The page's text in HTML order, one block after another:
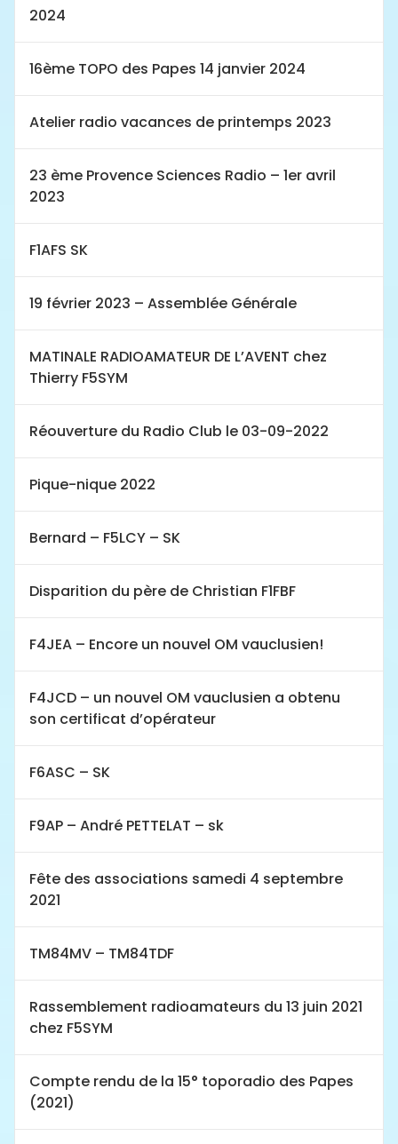
2024
16ème TOPO des Papes 14 janvier 2024
Atelier radio vacances de printemps 2023
23 ème Provence Sciences Radio – 1er avril
2023
F1AFS SK
19 février 2023 – Assemblée Générale
MATINALE RADIOAMATEUR DE L’AVENT chez
Thierry F5SYM
Réouverture du Radio Club le 03-09-2022
Pique-nique 2022
Bernard – F5LCY – SK
Disparition du père de Christian F1FBF
F4JEA – Encore un nouvel OM vauclusien!
F4JCD – un nouvel OM vauclusien a obtenu
son certificat d’opérateur
F6ASC – SK
F9AP – André PETTELAT – sk
Fête des associations samedi 4 septembre
2021
TM84MV – TM84TDF
Rassemblement radioamateurs du 13 juin 2021
chez F5SYM
Compte rendu de la 15° toporadio des Papes
(2021)